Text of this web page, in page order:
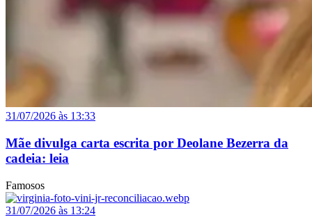
31/07/2026 às 13:33
Mãe divulga carta escrita por Deolane Bezerra da
cadeia: leia
Famosos
31/07/2026 às 13:24